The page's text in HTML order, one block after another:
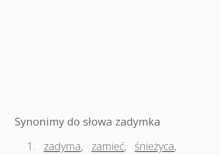
Synonimy do słowa zadymka
1.
zadyma, zamieć, śnieżyca,